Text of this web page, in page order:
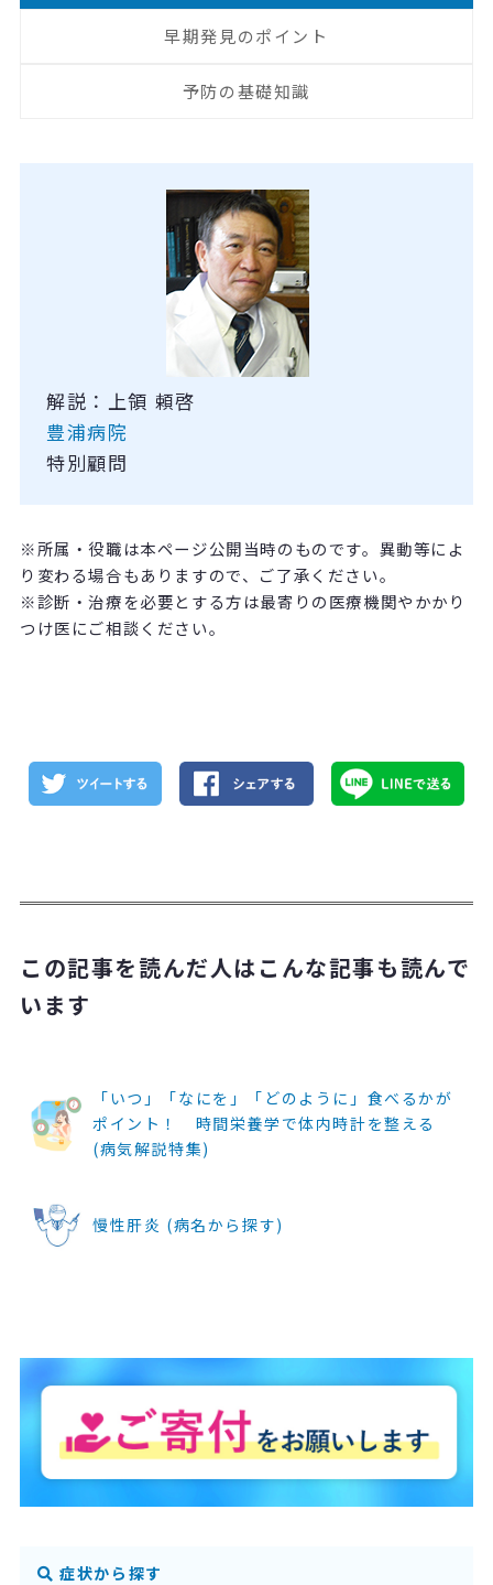
早期発見のポイント
予防の基礎知識
解説：上領 頼啓
豊浦病院
特別顧問
※所属・役職は本ページ公開当時のものです。異動等によ
り変わる場合もありますので、ご了承ください。
※診断・治療を必要とする方は最寄りの医療機関やかかり
つけ医にご相談ください。
この記事を読んだ人はこんな記事も読んで
います
「いつ」「なにを」「どのように」食べるかが
ポイント！ 時間栄養学で体内時計を整える
(病気解説特集)
慢性肝炎 (病名から探す)
症状から探す